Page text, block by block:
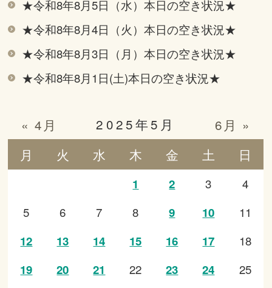
★令和8年8月5日（水）本日の空き状況★
★令和8年8月4日（火）本日の空き状況★
★令和8年8月3日（月）本日の空き状況★
★令和8年8月1日(土)本日の空き状況★
2025年5月
月
火 水 木 金 土 日
« 4月 6月 »
1 2 3
4
5
6 7 8 9 10
11
12
13 14 15 16 17
18
19
20 21 22 23 24
25